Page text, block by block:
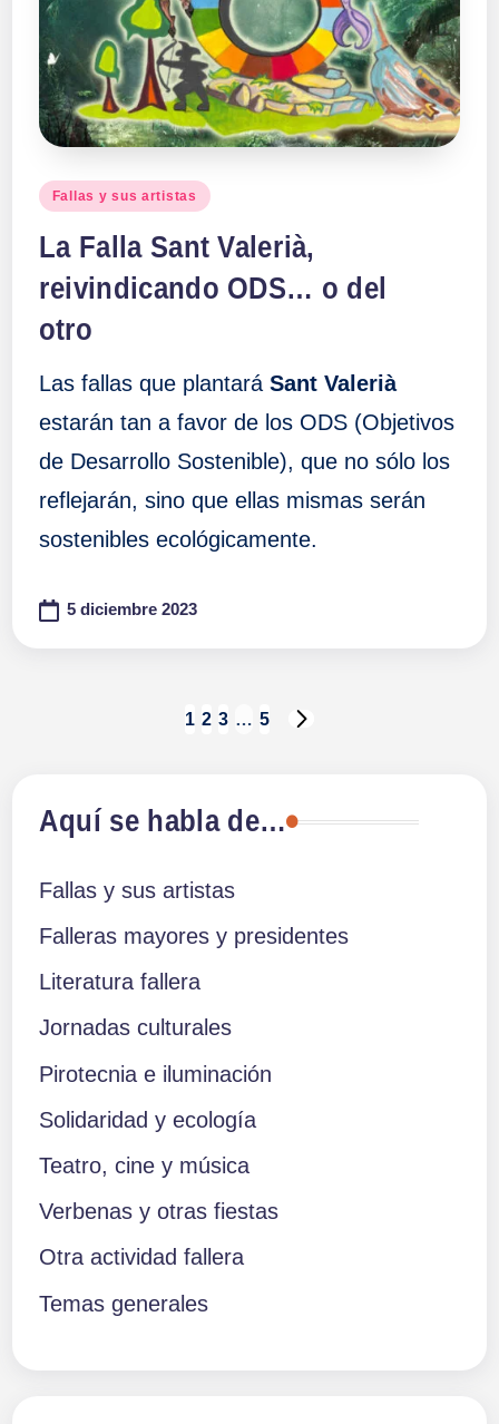
Publicado
Fallas y sus artistas
La Falla Sant Valerià,
reivindicando ODS… o del
otro
Las fallas que plantará Sant Valerià
estarán tan a favor de los ODS (Objetivos
de Desarrollo Sostenible), que no sólo los
reflejarán, sino que ellas mismas serán
sostenibles ecológicamente.
5 diciembre 2023
Paginación
entradas
1 2 3 … 5
Aquí se habla de…
Fallas y sus artistas
Falleras mayores y presidentes
Literatura fallera
Jornadas culturales
Pirotecnia e iluminación
Solidaridad y ecología
Teatro, cine y música
Verbenas y otras fiestas
Otra actividad fallera
Temas generales